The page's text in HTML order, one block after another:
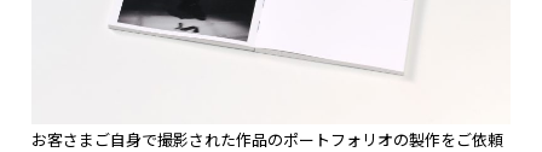
お客さまご自身で撮影された作品のポートフォリオの製作をご依頼